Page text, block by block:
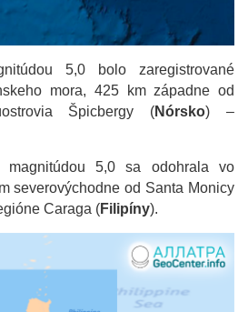
5,0 bolo zaregistrované
mora, 425 km západne od
Špicbergy (Nórsko) –
magnitúdou 5,0 sa odohrala vo
severovýchodne od Santa Monicy
Caraga (Filipíny).